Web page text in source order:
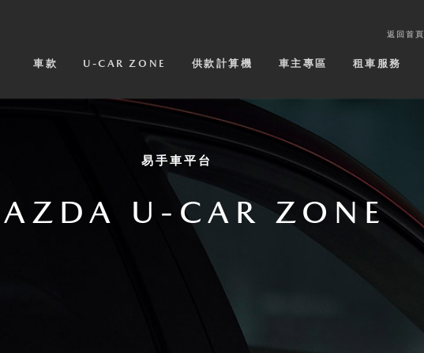
返回首頁
車款 U-CAR ZONE 供款計算機 車主專區 租車服務
易手車平台
U-CAR ZONE